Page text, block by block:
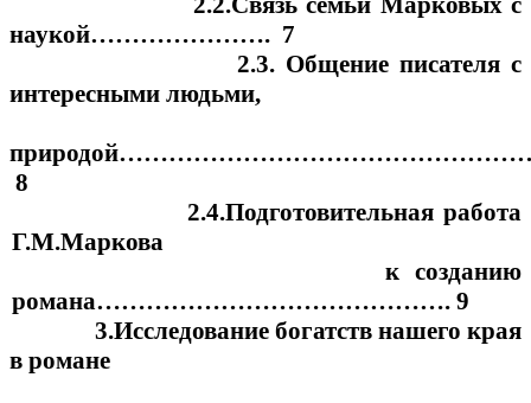
наукой…………………. 7
2.3. Общение писателя с
интересными людьми,
8
2.4.Подготовительная работа
Г.М.Маркова
к созданию
романа……………………………………. 9
3.Исследование богатств нашего края
в романе